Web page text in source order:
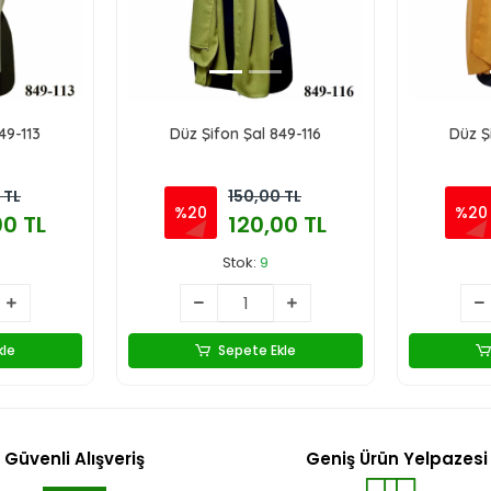
113
TL
Düz Şifon Şal 849-116
%20
150,00 TL
120,00 TL
Stok: 9
Sepete Ekle
Düz
%20
Güvenli Alışveriş Geniş Ürün Yelpazesi